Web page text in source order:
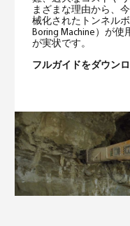
まざまな理由から、
械化されたトンネルボ
Boring Machine）が
が実状です。
フルガイドをダウン